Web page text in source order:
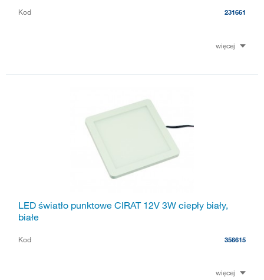
Kod 231661
więcej
LED światło punktowe CIRAT 12V 3W ciepły biały,
białe
Kod 356615
więcej